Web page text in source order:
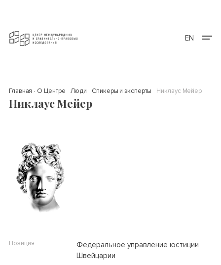
EN
Главная О Центре Люди Спикеры и эксперты Никлаус Мейер
Никлаус Мейер
Позиция
Федеральное управление юстиции
Швейцарии